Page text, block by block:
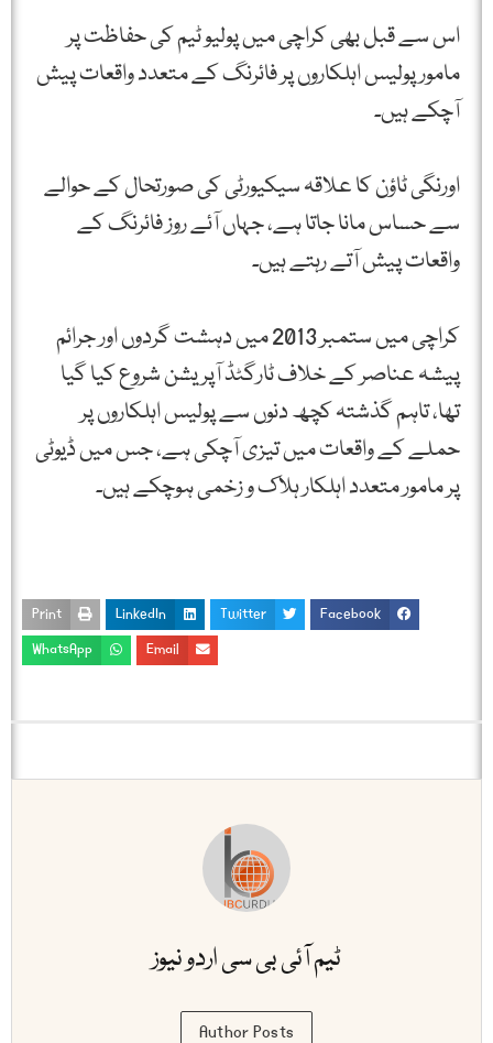
اس سے قبل بھی کراچی میں پولیو ٹیم کی حفاظت پر
مامور پولیس اہلکاروں پر فائرنگ کے متعدد واقعات پیش
آچکے ہیں۔
اورنگی ٹاؤن کا علاقہ سیکیورٹی کی صورتحال کے حوالے
سے حساس مانا جاتا ہے، جہاں آئے روز فائرنگ کے
واقعات پیش آتے رہتے ہیں۔
کراچی میں ستمبر 2013 میں دہشت گردوں اور جرائم
پیشہ عناصر کے خلاف ٹارگٹڈ آپریشن شروع کیا گیا
تھا، تاہم گذشتہ کچھ دنوں سے پولیس اہلکاروں پر
حملے کے واقعات میں تیزی آچکی ہے، جس میں ڈیوٹی
پر مامور متعدد اہلکار ہلاک و زخمی ہوچکے ہیں۔
Facebook
Twitter
LinkedIn
Print
Email
WhatsApp
ٹیم آئی بی سی اردو نیوز
Author Posts